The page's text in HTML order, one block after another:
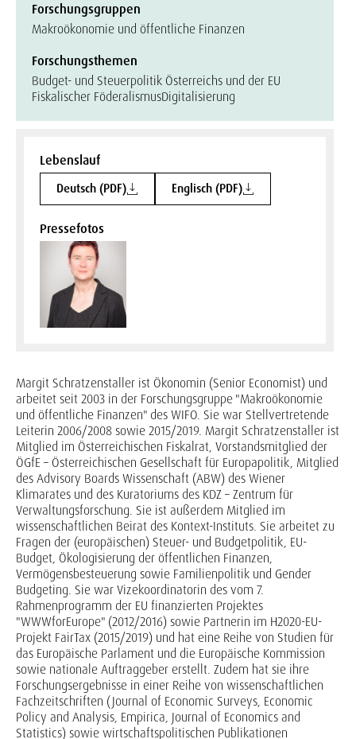
Forschungsgruppen
Makroökonomie und öffentliche Finanzen
Forschungsthemen
Budget- und Steuerpolitik Österreichs und der EU
Fiskalischer FöderalismusDigitalisierung
Lebenslauf
Deutsch (PDF) Englisch (PDF)
Pressefotos
Margit Schratzenstaller ist Ökonomin (Senior Economist) und
arbeitet seit 2003 in der Forschungsgruppe "Makroökonomie
und öffentliche Finanzen" des WIFO. Sie war Stellvertretende
Leiterin 2006/2008 sowie 2015/2019. Margit Schratzenstaller ist
Mitglied im Österreichischen Fiskalrat, Vorstandsmitglied der
ÖGfE – Österreichischen Gesellschaft für Europapolitik, Mitglied
des Advisory Boards Wissenschaft (ABW) des Wiener
Klimarates und des Kuratoriums des KDZ – Zentrum für
Verwaltungsforschung. Sie ist außerdem Mitglied im
wissenschaftlichen Beirat des Kontext-Instituts. Sie arbeitet zu
Fragen der (europäischen) Steuer- und Budgetpolitik, EU-
Budget, Ökologisierung der öffentlichen Finanzen,
Vermögensbesteuerung sowie Familienpolitik und Gender
Budgeting. Sie war Vizekoordinatorin des vom 7.
Rahmenprogramm der EU finanzierten Projektes
"WWWforEurope" (2012/2016) sowie Partnerin im H2020-EU-
Projekt FairTax (2015/2019) und hat eine Reihe von Studien für
das Europäische Parlament und die Europäische Kommission
sowie nationale Auftraggeber erstellt. Zudem hat sie ihre
Forschungsergebnisse in einer Reihe von wissenschaftlichen
Fachzeitschriften (Journal of Economic Surveys, Economic
Policy and Analysis, Empirica, Journal of Economics and
Statistics) sowie wirtschaftspolitischen Publikationen